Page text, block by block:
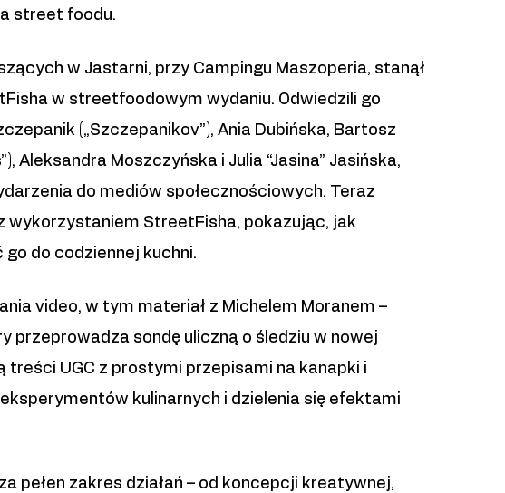
street foodu.
w Jastarni, przy Campingu Maszoperia, stanął
w streetfoodowym wydaniu. Odwiedzili go
(„Szczepanikov”), Ania Dubińska, Bartosz
Aleksandra Moszczyńska i Julia “Jasina” Jasińska,
do mediów społecznościowych. Teraz
wykorzystaniem StreetFisha, pokazując, jak
do codziennej kuchni.
video, w tym materiał z Michelem Moranem –
przeprowadza sondę uliczną o śledziu w nowej
treści UGC z prostymi przepisami na kanapki i
kulinarnych i dzielenia się efektami
pełen zakres działań – od koncepcji kreatywnej,